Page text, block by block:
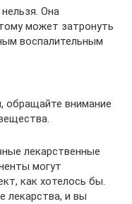
Она
может затронуть
воспалительным
обращайте внимание
лекарственные
могут
как хотелось бы.
лекарства, и вы